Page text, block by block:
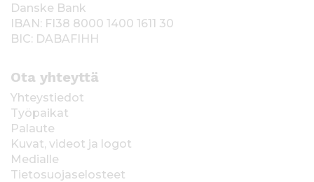
Danske Bank
IBAN: FI38 8000 1400 1611 30
BIC: DABAFIHH
Ota yhteyttä
Yhteystiedot
Työpaikat
Palaute
Kuvat, videot ja logot
Medialle
Tietosuojaselosteet